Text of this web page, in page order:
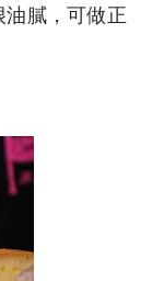
膩，可做正